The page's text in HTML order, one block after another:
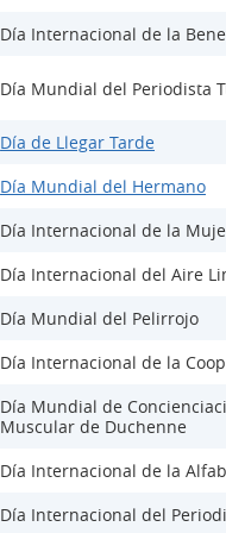
Día Internacional de la
Día Mundial del Periodista
Día de Llegar Tarde
Día Mundial del Hermano
Día Internacional de la
Día Internacional del Aire
Día Mundial del Pelirrojo
Día Internacional de la
Día Mundial de
Muscular de Duchenne
Día Internacional de la
Día Internacional del